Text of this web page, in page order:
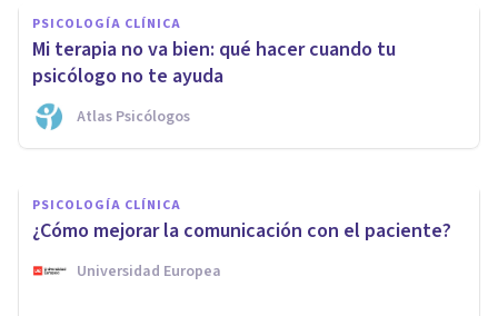
PSICOLOGÍA CLÍNICA
Mi terapia no va bien: qué hacer cuando tu
psicólogo no te ayuda
Atlas Psicólogos
¿Qué puedo esperar de la
psicoterapia online?
Guillermo Orozco
PSICOLOGÍA CLÍNICA
¿Cómo mejorar la comunicación con el paciente?
Universidad Europea